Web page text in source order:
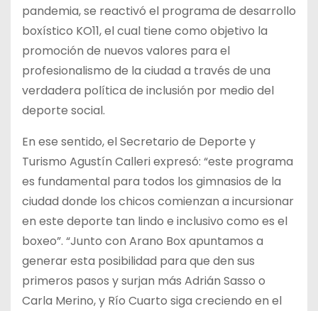
pandemia, se reactivó el programa de desarrollo
boxístico KO11, el cual tiene como objetivo la
promoción de nuevos valores para el
profesionalismo de la ciudad a través de una
verdadera política de inclusión por medio del
deporte social.
En ese sentido, el Secretario de Deporte y
Turismo Agustín Calleri expresó: “este programa
es fundamental para todos los gimnasios de la
ciudad donde los chicos comienzan a incursionar
en este deporte tan lindo e inclusivo como es el
boxeo”. “Junto con Arano Box apuntamos a
generar esta posibilidad para que den sus
primeros pasos y surjan más Adrián Sasso o
Carla Merino, y Río Cuarto siga creciendo en el